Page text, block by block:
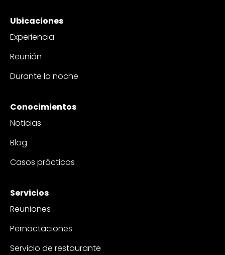
Ubicaciones
Experiencia
Reunión
Durante la noche
Conocimientos
Noticias
Blog
Casos prácticos
Servicios
Reuniones
Pernoctaciones
Servicio de restaurante